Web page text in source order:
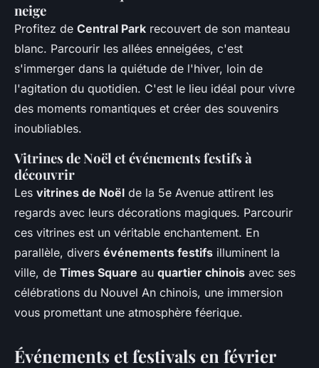
neige
Profitez de Central Park recouvert de son manteau
blanc. Parcourir les allées enneigées, c'est
s'immerger dans la quiétude de l'hiver, loin de
l'agitation du quotidien. C'est le lieu idéal pour vivre
des moments romantiques et créer des souvenirs
inoubliables.
Vitrines de Noël et événements festifs à
découvrir
Les vitrines de Noël de la 5e Avenue attirent les
regards avec leurs décorations magiques. Parcourir
ces vitrines est un véritable enchantement. En
parallèle, divers événements festifs illuminent la
ville, de Times Square au quartier chinois avec ses
célébrations du Nouvel An chinois, une immersion
vous promettant une atmosphère féerique.
Événements et festivals en février